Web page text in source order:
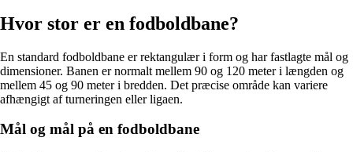
Hvor stor er en fodboldbane?
En standard fodboldbane er rektangulær i form og har fastlagte mål og
dimensioner. Banen er normalt mellem 90 og 120 meter i længden og
mellem 45 og 90 meter i bredden. Det præcise område kan variere
afhængigt af turneringen eller ligaen.
Mål og mål på en fodboldbane